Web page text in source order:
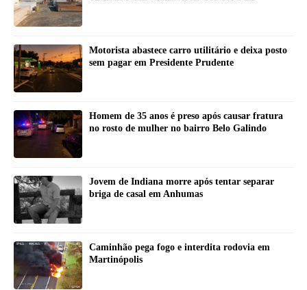
Motorista abastece carro utilitário e deixa posto
sem pagar em Presidente Prudente
Homem de 35 anos é preso após causar fratura
no rosto de mulher no bairro Belo Galindo
Jovem de Indiana morre após tentar separar
briga de casal em Anhumas
Caminhão pega fogo e interdita rodovia em
Martinópolis